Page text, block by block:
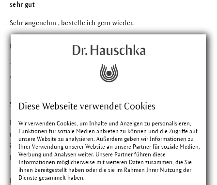
Diese Webseite verwendet Cookies
Wir verwenden Cookies, um Inhalte und Anzeigen zu personalisieren,
Funktionen für soziale Medien anbieten zu können und die Zugriffe auf
unsere Website zu analysieren. Außerdem geben wir Informationen zu
Ihrer Verwendung unserer Website an unsere Partner für soziale Medien,
Werbung und Analysen weiter. Unsere Partner führen diese
Informationen möglicherweise mit weiteren Daten zusammen, die Sie
ihnen bereitgestellt haben oder die sie im Rahmen Ihrer Nutzung der
Dienste gesammelt haben.
sehr gut
Sehr angenehm , bestelle ich gern wieder.
Findest du diese Bewertung hilfreich?
Astrid M.
Sonne im Bad
Ein herrlich zitroniger Duft, der mich morgens richtig glücklich
macht, besonders wenn dabei die Sonne ins Bad scheint. Das
ist eine schöne Morgenroutine, besonders passend jetzt im
Frühling!
Findest du diese Bewertung hilfreich?